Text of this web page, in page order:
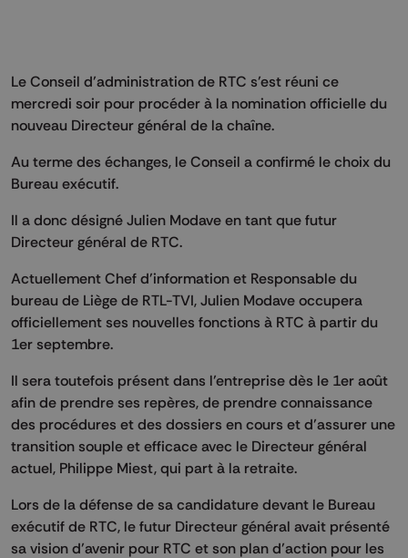
Le Conseil d’administration de RTC s’est réuni ce
mercredi soir pour procéder à la nomination officielle du
nouveau Directeur général de la chaîne.
Au terme des échanges, le Conseil a confirmé le choix du
Bureau exécutif.
Il a donc désigné Julien Modave en tant que futur
Directeur général de RTC.
Actuellement Chef d’information et Responsable du
bureau de Liège de RTL-TVI, Julien Modave occupera
officiellement ses nouvelles fonctions à RTC à partir du
1er septembre.
Il sera toutefois présent dans l’entreprise dès le 1er août
afin de prendre ses repères, de prendre connaissance
des procédures et des dossiers en cours et d’assurer une
transition souple et efficace avec le Directeur général
actuel, Philippe Miest, qui part à la retraite.
Lors de la défense de sa candidature devant le Bureau
exécutif de RTC, le futur Directeur général avait présenté
sa vision d’avenir pour RTC et son plan d’action pour les